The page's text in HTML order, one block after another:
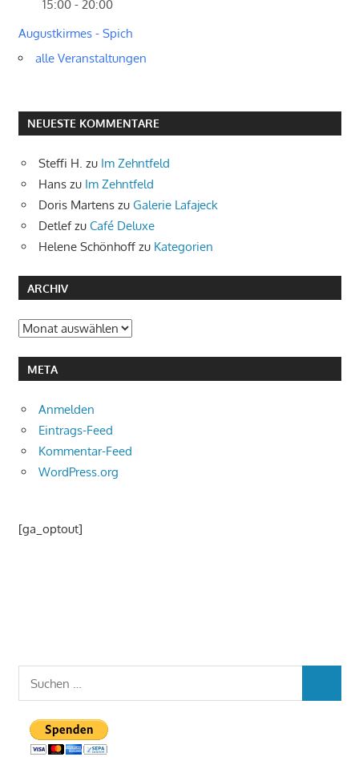
15:00 - 20:00
Augustkirmes - Spich
alle Veranstaltungen
NEUESTE KOMMENTARE
Steffi H. zu Im Zehntfeld
Hans zu Im Zehntfeld
Doris Martens zu Galerie Lafajeck
Detlefzu Café Deluxe
Helene Schönhoff zu Kategorien
ARCHIV
Archiv
META
Anmelden
Eintrags-Feed
Kommentar-Feed
WordPress.org
[ga_optout]